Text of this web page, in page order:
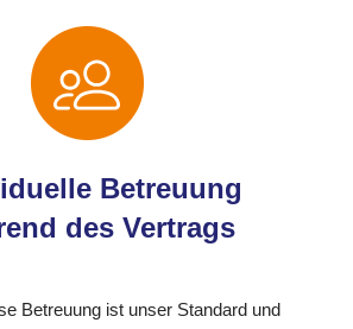
Betreuung
des Vertrags
Betreuung ist unser Standard und